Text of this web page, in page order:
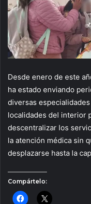
Desde enero de este
ha estado enviando
diversas
localidades del interior
descentralizar los
la atención médica sin
desplazarse hasta la
Compártelo: